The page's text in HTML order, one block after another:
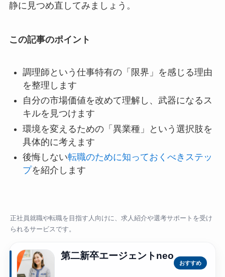
静に見つめ直してみましょう。
この記事のポイント
調理師という仕事特有の「限界」を感じる理由
を整理します
自分の市場価値を改めて理解し、武器になるス
キルを見つけます
環境を変えるための「異業種」という選択肢を
具体的に考えます
後悔しない転職のために知っておくべきステッ
プを紹介します
正社員就職や転職を目指す人向けに、求人紹介や選考サポートを受け
られるサービスです。
第二新卒エージェントneo
おすすめ